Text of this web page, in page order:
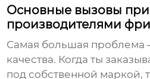
Основные вызовы при
производителями
Самая большая проблема
качества. Когда ты
под собственной маркой,